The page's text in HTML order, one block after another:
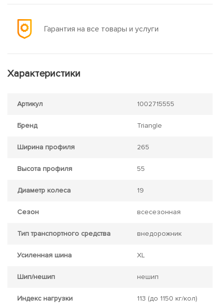
Гарантия на все товары и услуги
Характеристики
Артикул 1002715555
Бренд Triangle
Ширина профиля 265
Высота профиля 55
Диаметр колеса 19
Сезон всесезонная
Тип транспортного средства внедорожник
Усиленная шина XL
Шип/нешип нешип
Индекс нагрузки 113 (до 1150 кг/кол)